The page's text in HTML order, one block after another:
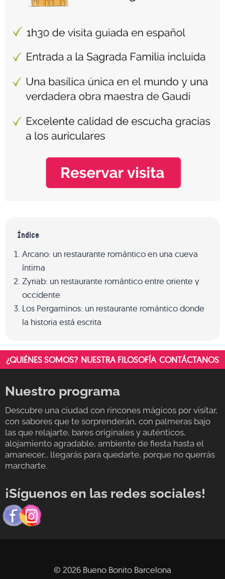
Índice
Arcano: un restaurante romántico en una cueva
íntima
Zyriab: un restaurante romántico entre oriente y
occidente
Los Pergaminos: un restaurante romántico donde
la historia está escrita
¿QUIÉNES SOMOS? NUESTRA FILOSOFÍA CONTÁCTANOS
Nuestro programa
Descubre una ciudad con rincones mágicos por visitar,
con sabores que te sorprenderán, con palmeras bajo
las que relajarte, bares originales y auténticos,
alojamiento agradable, ambiente de fiesta hasta el
amanecer... llegarás para quedarte, porque no querrás
marcharte.
¡Síguenos en las redes sociales!
© 2026 Bueno Bonito Barcelona